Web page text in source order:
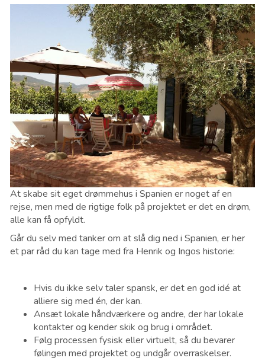
At skabe sit eget drømmehus i Spanien er noget af en
rejse, men med de rigtige folk på projektet er det en drøm,
alle kan få opfyldt.
Går du selv med tanker om at slå dig ned i Spanien, er her
et par råd du kan tage med fra Henrik og Ingos historie:
Hvis du ikke selv taler spansk, er det en god idé at
alliere sig med én, der kan.
Ansæt lokale håndværkere og andre, der har lokale
kontakter og kender skik og brug i området.
Følg processen fysisk eller virtuelt, så du bevarer
følingen med projektet og undgår overraskelser.